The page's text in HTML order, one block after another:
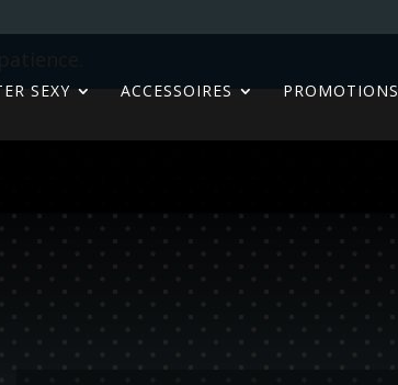
SEXY ACCESSOIRES PROMOTIONS